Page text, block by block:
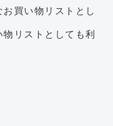
買い物リストとし
リストとしても利